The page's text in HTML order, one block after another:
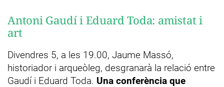
Antoni Gaudí i Eduard Toda: amistat i
art
Divendres 5, a les 19.00, Jaume Massó,
historiador i arqueòleg, desgranarà la relació entre
Gaudí i Eduard Toda. Una conferència que